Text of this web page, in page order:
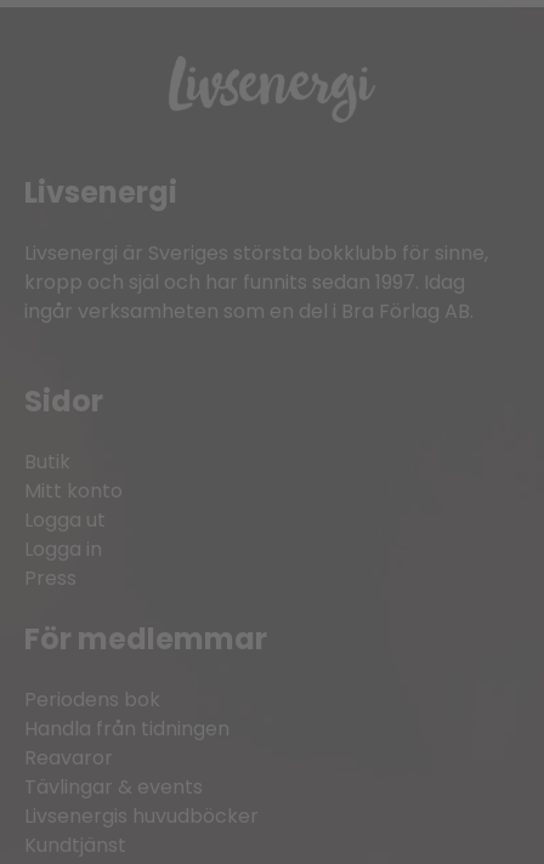
Livsenergi
Livsenergi är Sveriges största bokklubb för sinne,
kropp och själ och har funnits sedan 1997. Idag
ingår verksamheten som en del i Bra Förlag AB.
Sidor
Butik
Mitt konto
Logga ut
Logga in
Press
För medlemmar
Periodens bok
Handla från tidningen
Reavaror
Tävlingar & events
Livsenergis huvudböcker
Kundtjänst